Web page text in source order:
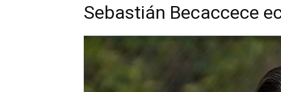
Sebastián Becaccece